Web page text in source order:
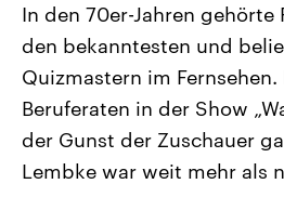
Landtagswahl Sachsen-Anhalt
Alle Informationen
Sachsen-Anhalt wählt am 6.
September 2026 einen neuen
In den 70er-Jahren gehörte
den bekanntesten und
Quizmastern im Fernsehen.
Beruferaten in der Show
der Gunst der Zuschauer
Lembke war weit mehr als